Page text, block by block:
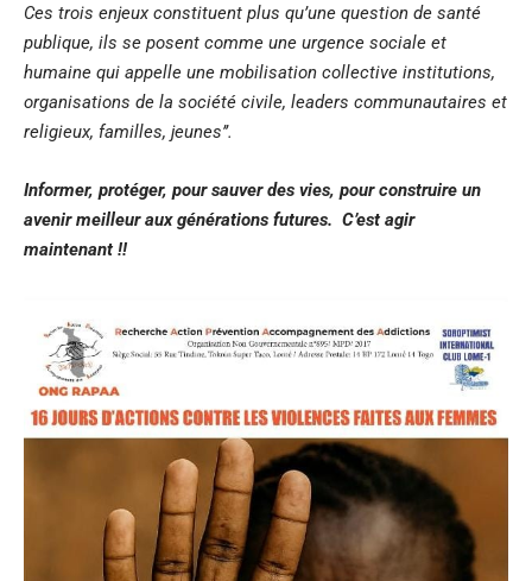
Ces trois enjeux constituent plus qu’une question de santé
publique, ils se posent comme une urgence sociale et
humaine qui appelle une mobilisation collective institutions,
organisations de la société civile, leaders communautaires et
religieux, familles, jeunes’’.
Informer, protéger, pour sauver des vies, pour construire un
avenir meilleur aux générations futures. C’est agir
maintenant !!